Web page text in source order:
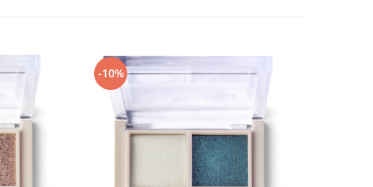
-10%